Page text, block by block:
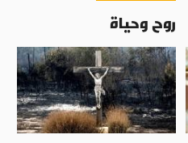
روح وحياة